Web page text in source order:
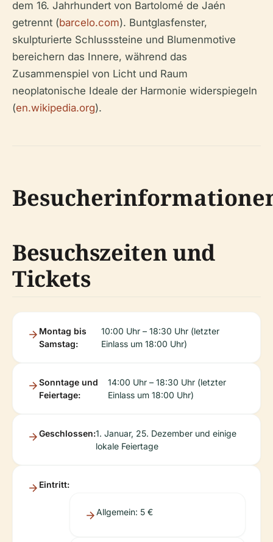
dem 16. Jahrhundert von Bartolomé de Jaén
getrennt (barcelo.com). Buntglasfenster,
skulpturierte Schlusssteine und Blumenmotive
bereichern das Innere, während das
Zusammenspiel von Licht und Raum
neoplatonische Ideale der Harmonie widerspiegeln
(en.wikipedia.org).
Besuchszeiten und
Tickets
Montag bis
Samstag:
10:00 Uhr – 18:30 Uhr (letzter
Einlass um 18:00 Uhr)
Sonntage und
Feiertage:
14:00 Uhr – 18:30 Uhr (letzter
Einlass um 18:00 Uhr)
Geschlossen:1. Januar, 25. Dezember und einige
lokale Feiertage
Eintritt:
Allgemein: 5 €